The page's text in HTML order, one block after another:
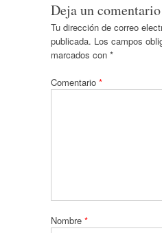
Deja un comentario
Tu dirección de correo
publicada. Los campos
marcados con *
Comentario *
Nombre *